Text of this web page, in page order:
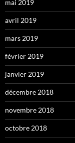
mai 2019
avril 2019
mars 2019
février 2019
janvier 2019
décembre 2018
novembre 2018
octobre 2018